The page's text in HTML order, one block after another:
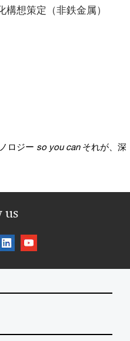
想策定（非鉄金属）
ロジー so you can それが、深
us